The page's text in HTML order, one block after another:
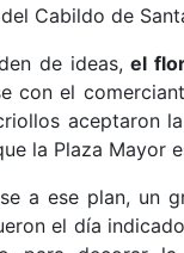
Cabildo de
de ideas,el
con el
aceptaron
la Plaza Mayor
a ese plan, un
el día